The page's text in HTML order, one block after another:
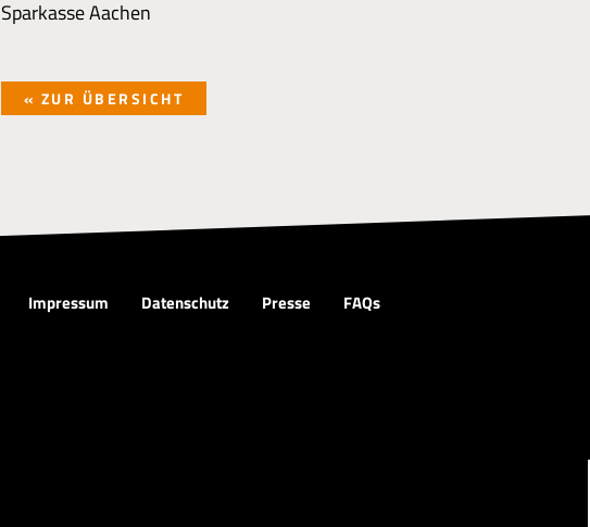
Sparkasse Aachen
« ZUR ÜBERSICHT
Impressum Datenschutz Presse FAQs